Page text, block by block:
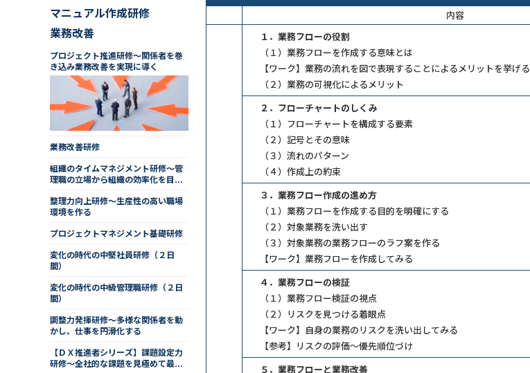
内容
１．業務フローの役割
（１）業務フローを作成する意味とは
【ワーク】業務の流れを図で表現することによるメリットを挙げる
（２）業務の可視化によるメリット
２．フローチャートのしくみ
（１）フローチャートを構成する要素
（２）記号とその意味
（３）流れのパターン
（４）作成上の約束
３．業務フロー作成の進め方
（１）業務フローを作成する目的を明確にする
（２）対象業務を洗い出す
（３）対象業務の業務フローのラフ案を作る
【ワーク】業務フローを作成してみる
４．業務フローの検証
（１）業務フロー検証の視点
（２）リスクを見つける着眼点
【ワーク】自身の業務のリスクを洗い出してみる
【参考】リスクの評価～優先順位づけ
５．業務フローと業務改善
マニュアル作成研修
業務改善
プロジェクト推進研修～関係者を巻
き込み業務改善を実現に導く
業務改善研修
組織のタイムマネジメント研修～管
理職の立場から組織の効率化を目指
整理力向上研修～生産性の高い職場
環境を作る
プロジェクトマネジメント基礎研修
変化の時代の中堅社員研修（２日
間）
変化の時代の中級管理職研修（２日
間）
調整力発揮研修～多様な関係者を動
かし、仕事を円滑化する
【ＤＸ推進者シリーズ】課題設定力
研修～全社的な課題を見極めて最適